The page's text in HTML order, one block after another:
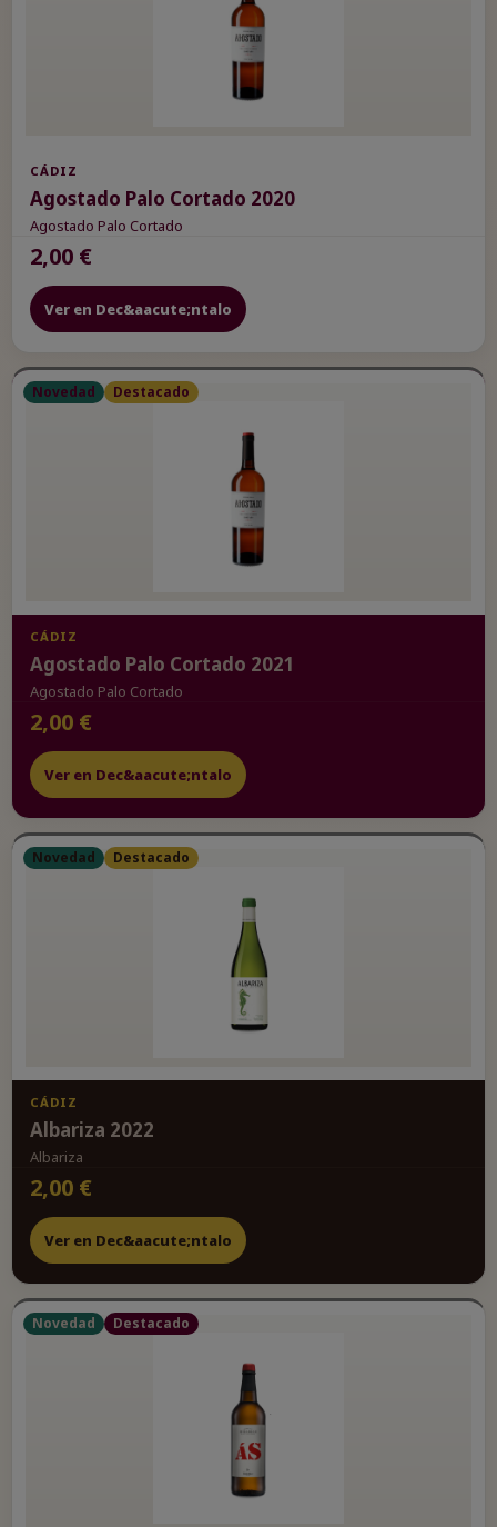
CÁDIZ
Agostado Palo Cortado 2020
Agostado Palo Cortado
2,00 €
Ver en Dec&aacute;ntalo
Novedad Destacado
CÁDIZ
Agostado Palo Cortado 2021
Agostado Palo Cortado
2,00 €
Ver en Dec&aacute;ntalo
Novedad Destacado
CÁDIZ
Albariza 2022
Albariza
2,00 €
Ver en Dec&aacute;ntalo
Novedad Destacado